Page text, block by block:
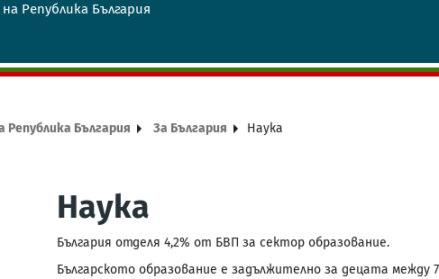
Република България
Република България За България Наука
Наука
България отделя 4,2% от БВП за сектор образование.
Българското образование е задължително за децата